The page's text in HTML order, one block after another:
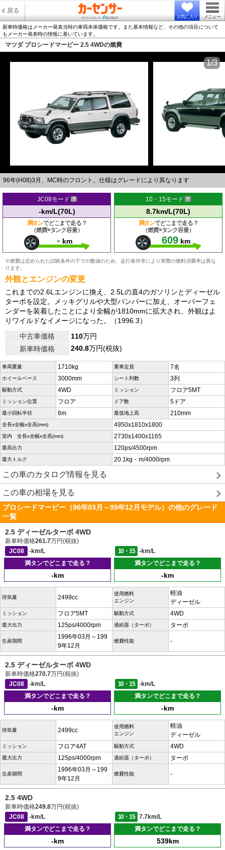
戻る
お気に入り メニュー
新車時価格はメーカー発表当時の車両本体価格です。また基本情報など、その他の項目について
もメーカー発表時の情報に基いています。
マツダ プロシードマービー 2.5 4WDの燃費
96年(H08)3月、MC時のフロント。仕様はグレードにより異なります
1/3
JC08モード
-km/L(70L)
満タンでどこまで走る？
（燃費×タンク容量）
- km
10・15モード
8.7km/L(70L)
満タンでどこまで走る？
（燃費×タンク容量）
609 km
※燃費は定められた試験条件の下での数値のため、走行条件等により実際の燃料消費率は異な
ります。
外観とエンジンの変更
これまでの2.6Lエンジンに換え、2.5Lの直4のガソリンとディーゼル
ターボを設定。メッキグリルや大型バンパーに加え、オーバーフェ
ンダーを装着したことにより全幅が1810mmに拡大され、外観はよ
りワイルドなイメージになった。（1996.3）
中古車価格
110万円
新車時価格
240.8万円(税抜)
車両重量 1710kg 乗車定員 7名
ホイールベース 3000mm シート列数 3列
駆動方式 4WD ミッション フロア5MT
ミッション位置 フロア ドア数 5ドア
最小回転半径 6m 最低地上高 210mm
全長x全幅x全高(mm) 4950x1810x1800
室内 全長x全幅x全高(mm) 2730x1400x1165
最高出力 120ps/4500rpm
最大トルク 20.1kg・m/4000rpm
この車のカタログ情報を見る
この車の相場を見る
プロシードマービー（96年03月～99年12月モデル）の他のグレード
一覧
2.5 ディーゼルターボ 4WD
新車時価格261.7万円(税抜)
JC08
-km/L 10・15
-km/L
満タンでどこまで走る？
-km
満タンでどこまで走る？
-km
排気量 2499cc
使用燃料
エンジン
軽油
ディーゼル
ミッション フロア5MT 駆動方式 4WD
最大出力 125ps/4000rpm 過給器（ターボ） ターボ
生産期間
1996年03月～199
9年12月
燃費性能 -
2.5 ディーゼルターボ 4WD
新車時価格270.7万円(税抜)
JC08
-km/L 10・15
-km/L
満タンでどこまで走る？
-km
満タンでどこまで走る？
-km
排気量 2499cc
使用燃料
エンジン
軽油
ディーゼル
ミッション フロア4AT 駆動方式 4WD
最大出力 125ps/4000rpm 過給器（ターボ） ターボ
生産期間
1996年03月～199
9年12月
燃費性能 -
2.5 4WD
新車時価格249.8万円(税抜)
JC08
-km/L 10・15
7.7km/L
満タンでどこまで走る？
-km
満タンでどこまで走る？
539km